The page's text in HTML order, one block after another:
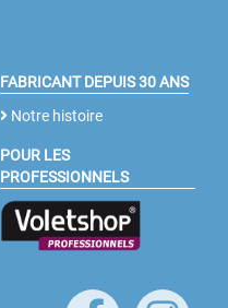
FABRICANT DEPUIS 30 ANS
Notre histoire
POUR LES
PROFESSIONNELS